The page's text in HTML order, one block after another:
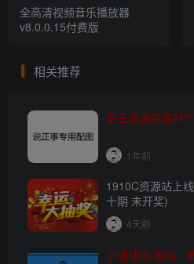
全高清视频音乐播放器
v8.0.0.15付费版
相关推荐
老王资源部落
1年前
1910C资源站上
十期 未开奖)
4天前
小地球仪-游戏、